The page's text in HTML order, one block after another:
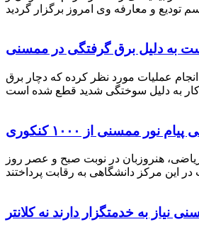
به دلیل برق گرفتگی در ممسنی
عملیات مورد نظر کرده که دچار برق
نور ممسنی از ۱۰۰۰ کنکوری
داوطلبان در رشته های علوم تجربی، علوم ریاضی، هنروزبان در نوبت صبح و عصر روز
نیاز به خدمتگزار دارند نه کلانتر